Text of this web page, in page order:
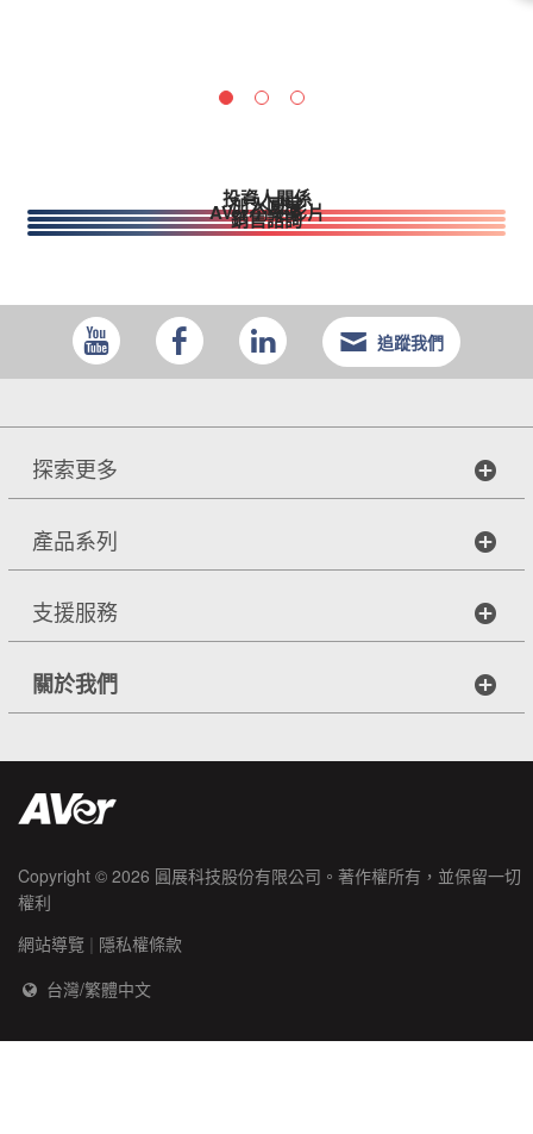
投資人關係
加入圓展
AVer 介紹影片
銷售諮詢
追蹤我們
探索更多
產品系列
支援服務
關於我們
Copyright © 2026 圓展科技股份有限公司 。著作權所有，並保留一切
權利
網站導覽 | 隱私權條款
台灣/繁體中文